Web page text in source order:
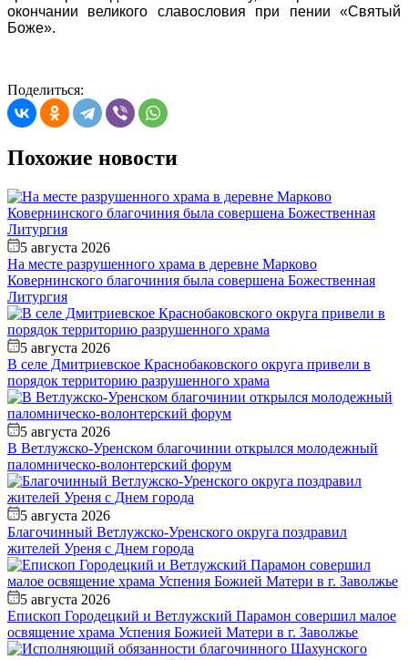
окончании великого славословия при пении «Святый
Боже».
Поделиться:
Похожие новости
5 августа 2026
На месте разрушенного храма в деревне Марково
Ковернинского благочиния была совершена Божественная
Литургия
5 августа 2026
В селе Дмитриевское Краснобаковского округа привели в
порядок территорию разрушенного храма
5 августа 2026
В Ветлужско-Уренском благочинии открылся молодежный
паломническо-волонтерский форум
5 августа 2026
Благочинный Ветлужско-Уренского округа поздравил
жителей Уреня с Днем города
5 августа 2026
Епископ Городецкий и Ветлужский Парамон совершил малое
освящение храма Успения Божией Матери в г. Заволжье